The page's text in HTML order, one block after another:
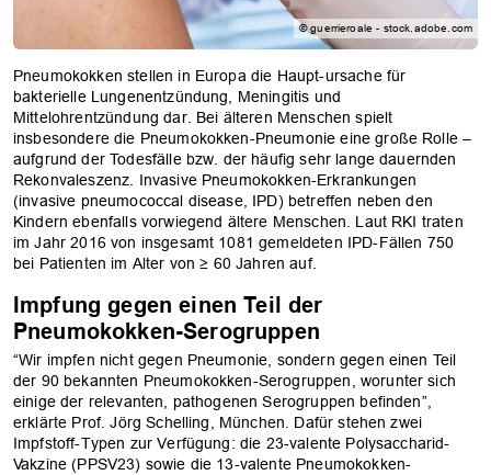
© guerrieroale - stock.adobe.com
Pneumokokken stellen in Europa die Haupt-ursache für
bakterielle Lungenentzündung, Meningitis und
Mittelohrentzündung dar. Bei älteren Menschen spielt
insbesondere die Pneumokokken-Pneumonie eine große Rolle –
aufgrund der Todesfälle bzw. der häufig sehr lange dauernden
Rekonvaleszenz. Invasive Pneumokokken-Erkrankungen
(invasive pneumococcal disease, IPD) betreffen neben den
Kindern ebenfalls vorwiegend ältere Menschen. Laut RKI traten
im Jahr 2016 von insgesamt 1081 gemeldeten IPD-Fällen 750
bei Patienten im Alter von ≥ 60 Jahren auf.
Impfung gegen einen Teil der
Pneumokokken-Serogruppen
“Wir impfen nicht gegen Pneumonie, sondern gegen einen Teil
der 90 bekannten Pneumokokken-Serogruppen, worunter sich
einige der relevanten, pathogenen Serogruppen befinden”,
erklärte Prof. Jörg Schelling, München. Dafür stehen zwei
Impfstoff-Typen zur Verfügung: die 23-valente Polysaccharid-
Vakzine (PPSV23) sowie die 13-valente Pneumokokken-